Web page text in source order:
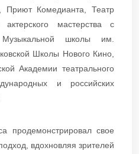
Приют Комедианта, Театр
мастерства с
школы им.
Школы Нового Кино,
Академии театрального
и российских
продемонстрировал свое
вдохновляя зрителей